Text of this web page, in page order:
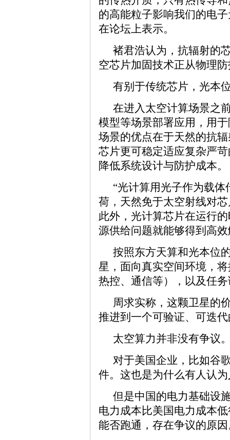
的高能粒子影响我们的电
在论坛上表示。
褚君浩认为，抗辐射的
空芯片加固技术正从物理
有别于传统芯片，光本
在进入太空计算场景之
模型等场景部署应用，用
场景的优点在于天然的抗
芯片更可稳定适应复杂严
降低系统设计与防护成本。
“光计算用光子作为载
荷，天然免于太空射线对
此外，光计算芯片在运行
源供给问题就能够得到高
按照东方天算和光本位
星，面向真实空间环境，
热控、通信等），以及任
周求实称，这颗卫星的
推进到一个可验证、可迭
太空算力并非没有争议
对于美国企业，比如谷
件。这也是为什么有人认
但是中国的电力基础设
电力成本比美国电力成本
能否跑通，存在争议的原